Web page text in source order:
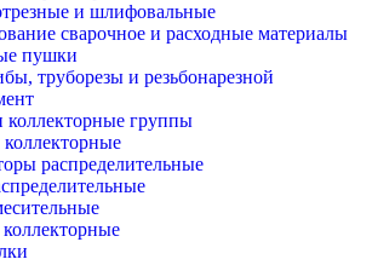
и шлифовальные
сварочное и расходные материалы
пушки
труборезы и резьбонарезной
коллекторные группы
распределительные